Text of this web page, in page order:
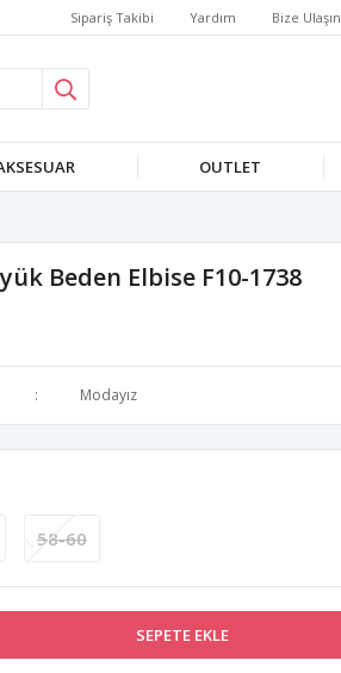
Sipariş Takibi Yardım Bize Ulaşın
OUTLET
Beden Elbise F10-1738
Modayız
58-60
SEPETE EKLE